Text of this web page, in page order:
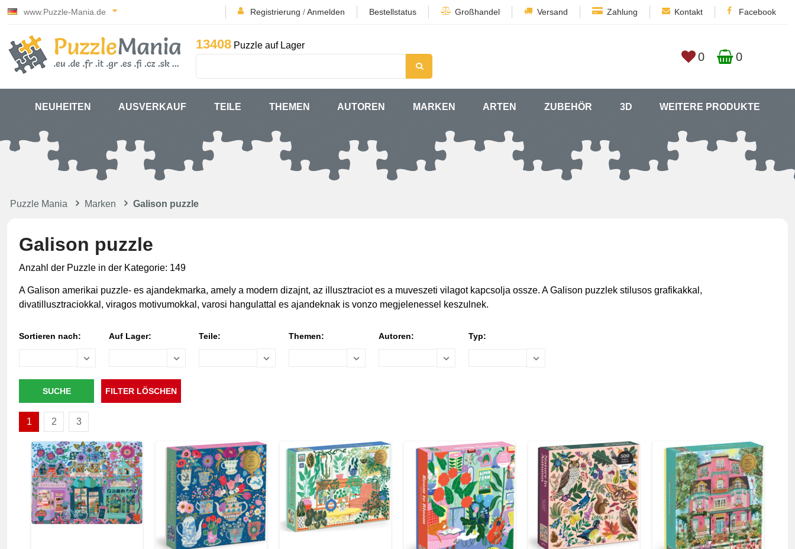
www.Puzzle-Mania.de Registrierung /Anmelden Bestellstatus Großhandel Versand Zahlung Kontakt Facebook
13408 Puzzle auf Lager
0 0
NEUHEITEN AUSVERKAUF TEILE THEMEN AUTOREN MARKEN ARTEN ZUBEHÖR 3D WEITERE PRODUKTE
Puzzle Mania Marken Galison puzzle
Galison puzzle
Anzahl der Puzzle in der Kategorie: 149
A Galison amerikai puzzle- es ajandekmarka, amely a modern dizajnt, az illusztraciot es a muveszeti vilagot kapcsolja ossze. A Galison puzzlek stilusos grafikakkal,
divatillusztraciokkal, viragos motivumokkal, varosi hangulattal es ajandeknak is vonzo megjelenessel keszulnek.
Sortieren nach: Auf Lager: Teile: Themen: Autoren: Typ:
1 2 3